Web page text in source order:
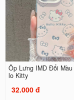
Ốp Lưng IMD Đổi Màu
lo Kitty
32.000 đ